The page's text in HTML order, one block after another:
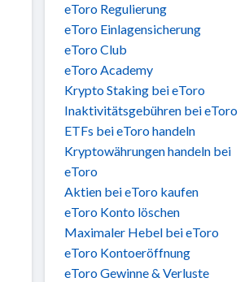
eToro Regulierung
eToro Einlagensicherung
eToro Club
eToro Academy
Krypto Staking bei eToro
Inaktivitätsgebühren bei eToro
ETFs bei eToro handeln
Kryptowährungen handeln bei
eToro
Aktien bei eToro kaufen
eToro Konto löschen
Maximaler Hebel bei eToro
eToro Kontoeröffnung
eToro Gewinne & Verluste